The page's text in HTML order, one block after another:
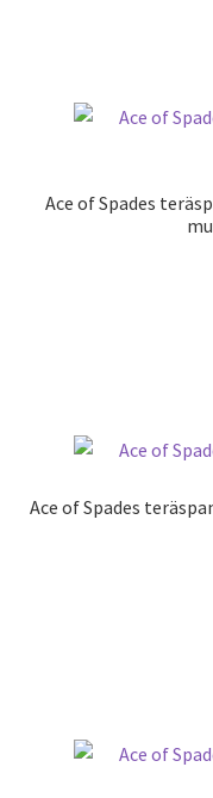
Ace of Spades
Ace of Spades